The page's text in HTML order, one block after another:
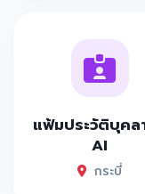
แฟ้มประวัติบุคล
AI
กระบี่